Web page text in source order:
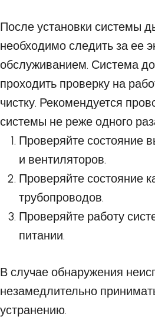
После установки системы
необходимо следить за ее
обслуживанием. Система
проходить проверку на
чистку. Рекомендуется
системы не реже одного
Проверяйте состояние
и вентиляторов.
Проверяйте состояние
трубопроводов.
Проверяйте работу
питании.
В случае обнаружения
незамедлительно
устранению.